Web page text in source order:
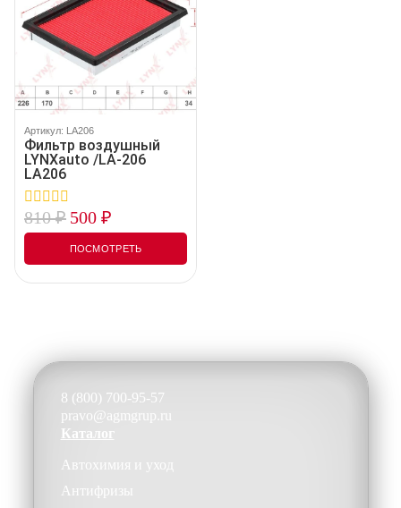
Артикул: LA206
Фильтр воздушный
LYNXauto /LA-206
LA206
0
out
5
810₽ 500 ₽
ПОСМОТРЕТЬ
8 (800) 700-95-57
pravo@agmgrup.ru
Каталог
Автохимия и уход
Антифризы